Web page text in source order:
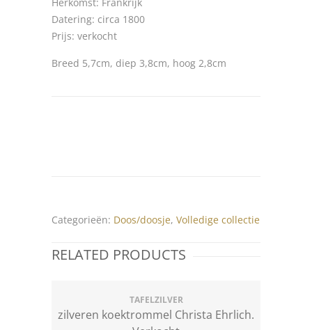
Datering: circa 1800
Prijs: verkocht
Breed 5,7cm, diep 3,8cm, hoog 2,8cm
Categorieën: Doos/doosje, Volledige collectie
RELATED PRODUCTS
TAFELZILVER
zilveren koektrommel Christa Ehrlich.